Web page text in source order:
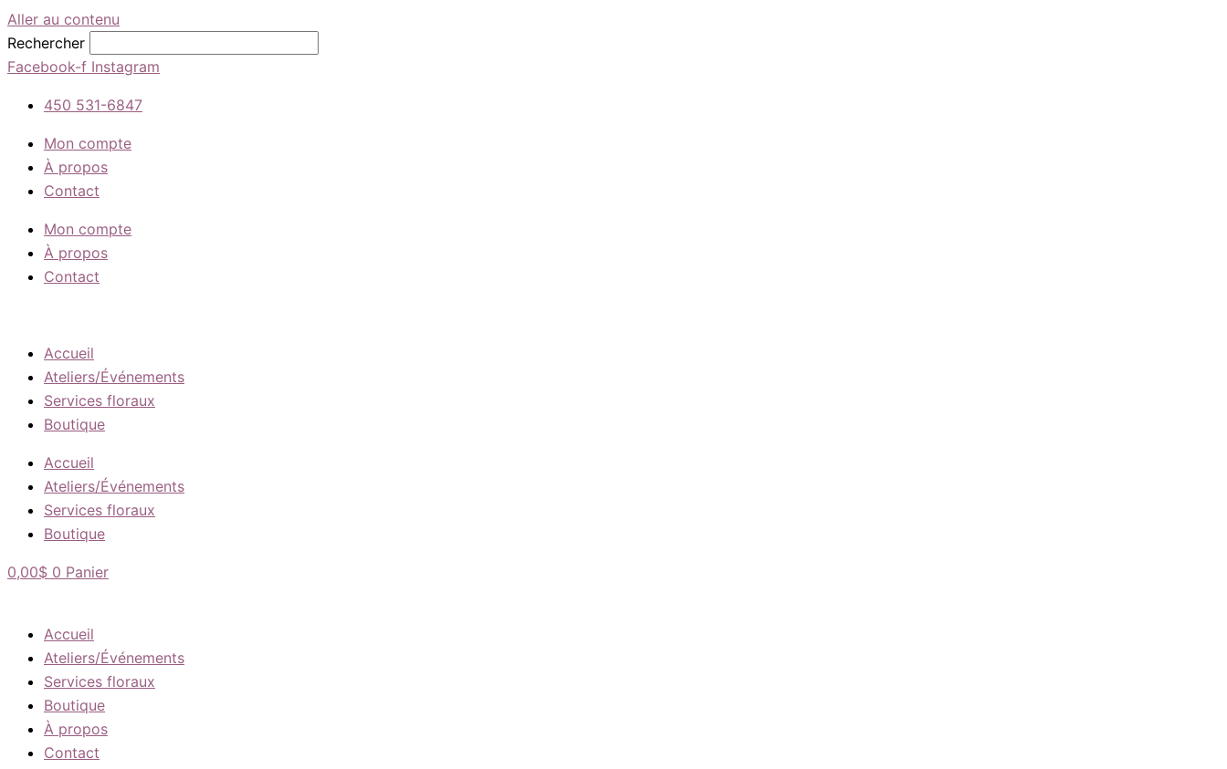
Aller au contenu
Rechercher
Facebook-f Instagram
450 531-6847
Mon compte
À propos
Contact
Mon compte
À propos
Contact
Accueil
Ateliers/Événements
Services floraux
Boutique
Accueil
Ateliers/Événements
Services floraux
Boutique
0,00$ 0 Panier
Accueil
Ateliers/Événements
Services floraux
Boutique
À propos
Contact